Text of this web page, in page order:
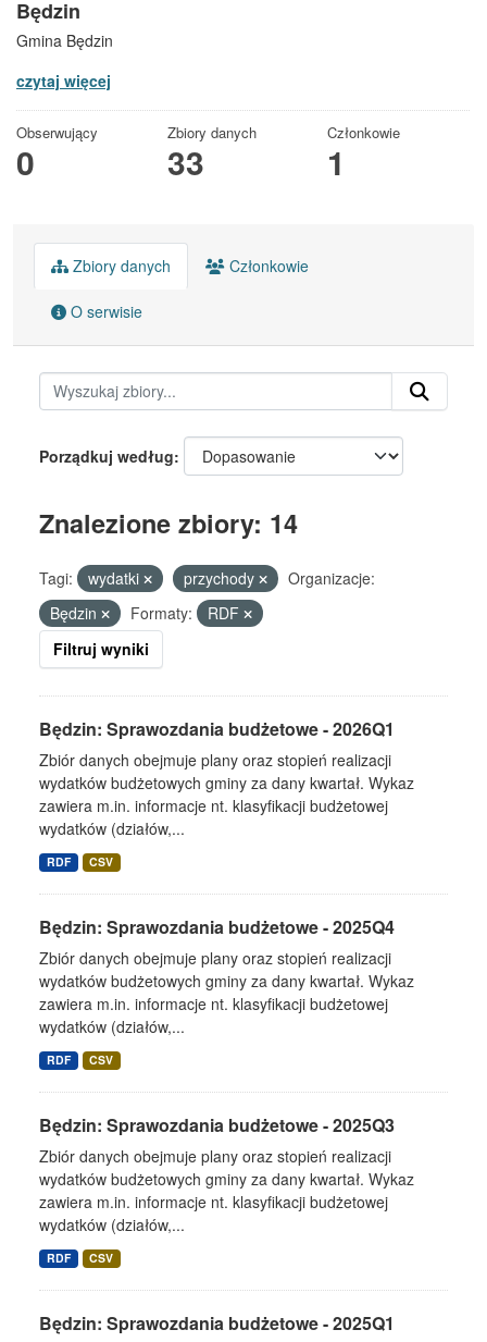
Będzin
Gmina Będzin
czytaj więcej
Obserwujący
0
Zbiory danych
33
Członkowie
1
Zbiory danych Członkowie
O serwisie
Porządkuj według
Znalezione zbiory: 14
Tagi: wydatki przychody
Organizacje:
Będzin
Formaty:
RDF
Filtruj wyniki
Będzin: Sprawozdania budżetowe - 2026Q1
Zbiór danych obejmuje plany oraz stopień realizacji
wydatków budżetowych gminy za dany kwartał. Wykaz
zawiera m.in. informacje nt. klasyfikacji budżetowej
wydatków (działów,...
RDF CSV
Będzin: Sprawozdania budżetowe - 2025Q4
Zbiór danych obejmuje plany oraz stopień realizacji
wydatków budżetowych gminy za dany kwartał. Wykaz
zawiera m.in. informacje nt. klasyfikacji budżetowej
wydatków (działów,...
RDF CSV
Będzin: Sprawozdania budżetowe - 2025Q3
Zbiór danych obejmuje plany oraz stopień realizacji
wydatków budżetowych gminy za dany kwartał. Wykaz
zawiera m.in. informacje nt. klasyfikacji budżetowej
wydatków (działów,...
RDF CSV
Będzin: Sprawozdania budżetowe - 2025Q1